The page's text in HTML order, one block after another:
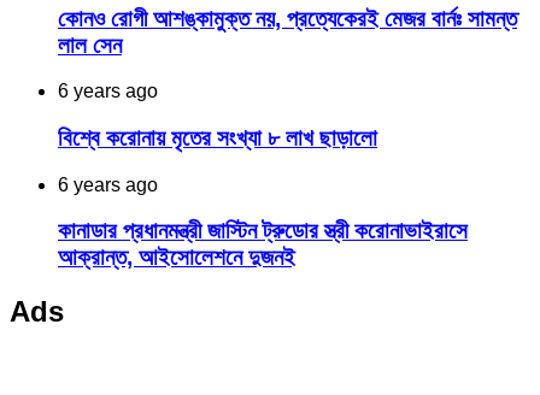
কোনও রোগী আশঙ্কামুক্ত নয়, প্রত্যেকেরই মেজর বার্নঃ সামন্ত
লাল সেন
6 years ago
বিশ্বে করোনায় মৃতের সংখ্যা ৮ লাখ ছাড়ালো
6 years ago
কানাডার প্রধানমন্ত্রী জাস্টিন ট্রুডোর স্ত্রী করোনাভাইরাসে
আক্রান্ত, আইসোলেশনে দুজনই
Ads